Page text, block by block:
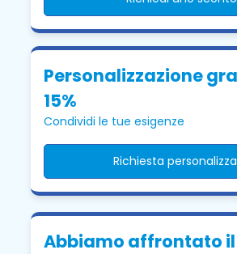
Personalizzazione
15%
Condividi le tue esigenze
Richiesta
Abbiamo affrontato